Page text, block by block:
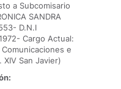
a Subcomisario
SANDRA
D.N.I
Cargo Actual:
e
XIV San Javier)